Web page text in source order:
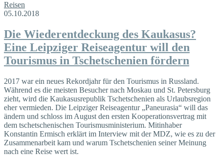
Reisen
05.10.2018
Die Wiederentdeckung des Kaukasus?
Eine Leipziger Reiseagentur will den
Tourismus in Tschetschenien fördern
2017 war ein neues Rekordjahr für den Tourismus in Russland.
Während es die meisten Besucher nach Moskau und St. Petersburg
zieht, wird die Kaukasusrepublik Tschetschenien als Urlaubsregion
eher vermieden. Die Leipziger Reiseagentur „Paneurasia“ will das
ändern und schloss im August den ersten Kooperationsvertrag mit
dem tschetschenischen Tourismusministerium. Mitinhaber
Konstantin Ermisch erklärt im Interview mit der MDZ, wie es zu der
Zusammenarbeit kam und warum Tschetschenien seiner Meinung
nach eine Reise wert ist.